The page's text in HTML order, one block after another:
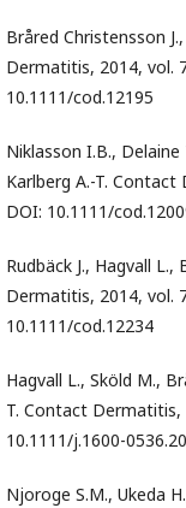
Bråred Christensson
Dermatitis, 2014, vol.
10.1111/cod.12195
Niklasson I.B.,
Karlberg A.-T.
DOI: 10.1111/
Rudbäck J., Hagvall
Dermatitis, 2014, vol.
10.1111/cod.12234
Hagvall L., Sköld M.,
T. Contact Dermatitis,
10.1111/j.1600-
Njoroge S.M., Ukeda